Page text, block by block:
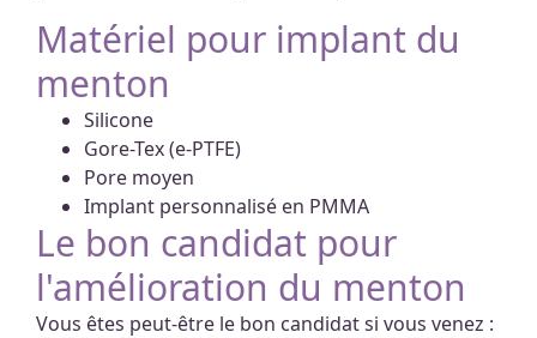
Matériel pour implant du
menton
Silicone
Gore-Tex (e-PTFE)
Pore moyen
Implant personnalisé en PMMA
Le bon candidat pour
l'amélioration du menton
Vous êtes peut-être le bon candidat si vous venez :